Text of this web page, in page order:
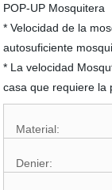
POP-UP Mosquitera
* Velocidad de la
autosuficiente
* La velocidad
casa que requiere la
Material:
Denier: